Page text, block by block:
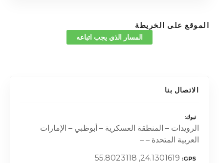
الموقع على الخريطة
المسار الذي يجب اتباعه
الاتصال بنا
تبوك
الرويدات – المنطقة العسكرية – أبوظبي – الإمارات
العربية المتحدة – –
GPS
24.1301619, 55.8023118